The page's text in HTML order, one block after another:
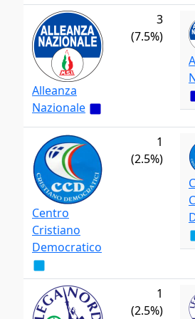
Alleanza
Nazionale
3
(7.5%)
Centro
Cristiano
Democratico
1
(2.5%)
1
(2.5%)